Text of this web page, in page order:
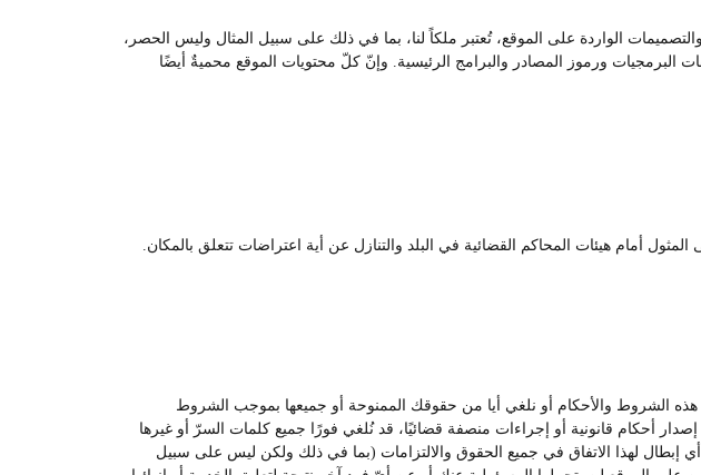
الواردة على الموقع، تُعتبر ملكاً لنا، بما في ذلك على سبيل المثال وليس الحصر،
البرمجيات ورموز المصادر والبرامج الرئيسية. وإنّ كلّ محتويات الموقع محميةٌ أيضًا
أمام هيئات المحاكم القضائية في البلد والتنازل عن أية اعتراضات تتعلق بالمكان.
هذه الشروط والأحكام أو نلغي أيا من حقوقك الممنوحة أو جميعها بموجب الشروط
أحكام قانونية أو إجراءات منصفة قضائيًا، قد نُلغي فورًا جميع كلمات السرّ أو غيرها
إبطال لهذا الاتفاق في جميع الحقوق والالتزامات (بما في ذلك ولكن ليس على سبيل